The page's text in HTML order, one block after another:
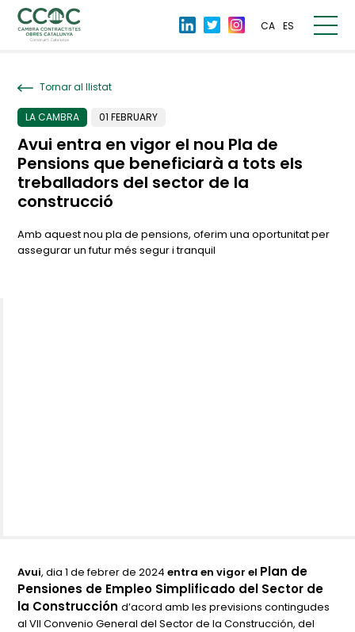
CA ES
Tornar al llistat
LA CAMBRA 01 FEBRUARY
Avui entra en vigor el nou Pla de
Pensions que beneficiarà a tots els
treballadors del sector de la
construcció
Amb aquest nou pla de pensions, oferim una oportunitat per
assegurar un futur més segur i tranquil
Avui, dia 1 de febrer de 2024entra en vigor el Plan de
Pensiones de Empleo Simplificado del Sector de
la Construcción d’acord amb les previsions contingudes
al VII Convenio General del Sector de la Construcción, del